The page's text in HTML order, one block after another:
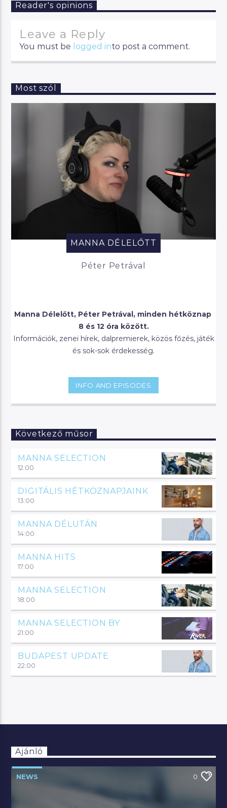
Reader's opinions
Leave a Reply
You must be logged into post a comment.
Most szól
MANNA DÉLELŐTT
Péter Petrával
Manna Délelőtt, Péter Petrával, minden hétköznap
8 és 12 óra között.
Információk, zenei hírek, dalpremierek, közös főzés, játék
és sok-sok érdekesség.
INFO AND EPISODES
Következő műsor
MANNA SELECTION
12:00
DIGITÁLIS HÉTKÖZNAPJAINK
13:00
MANNA DÉLUTÁN
14:00
MANNA HITS
17:00
MANNA SELECTION
18:00
MANNA SELECTION BY
21:00
BUDAPEST UPDATE
22:00
Ajánló
NEWS 0